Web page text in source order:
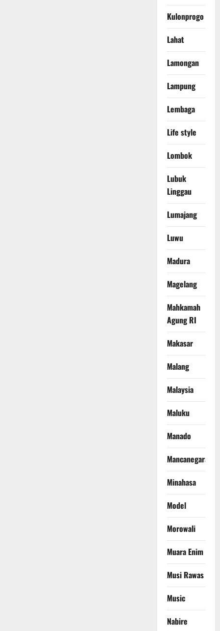
Kulonprogo
Lahat
Lamongan
Lampung
Lembaga
Life style
Lombok
Lubuk
Linggau
Lumajang
Luwu
Madura
Magelang
Mahkamah
Agung RI
Makasar
Malang
Malaysia
Maluku
Manado
Mancanegara
Minahasa
Model
Morowali
Muara Enim
Musi Rawas
Music
Nabire